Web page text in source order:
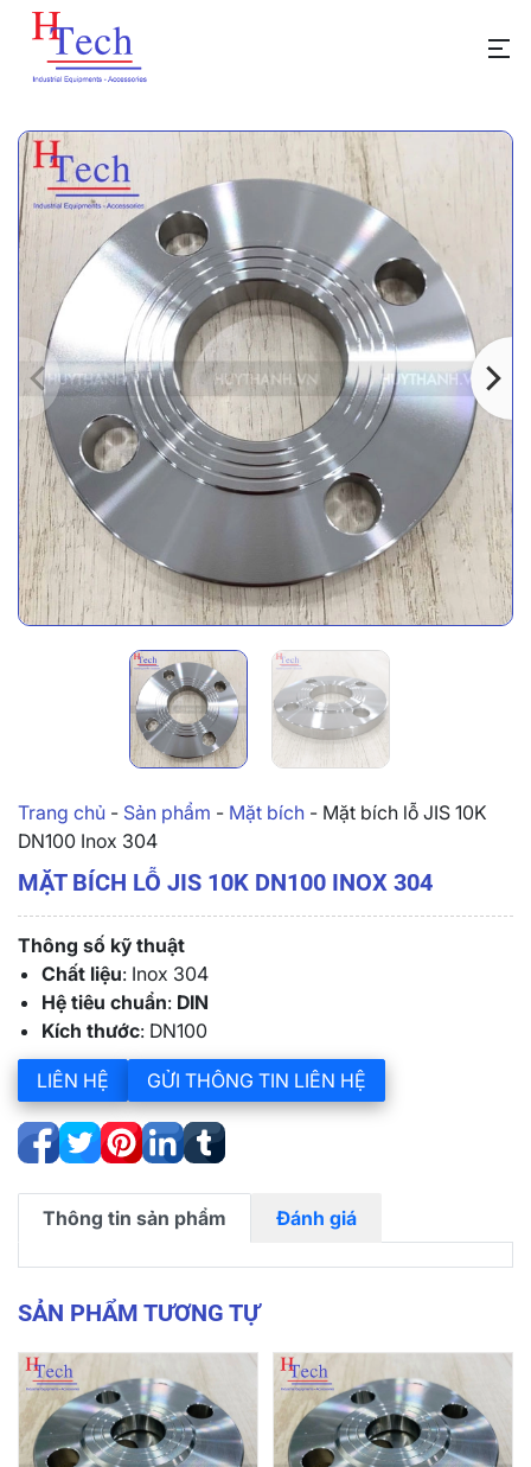
Trang chủ - Sản phẩm - Mặt bích - Mặt bích lỗ JIS 10K
DN100 Inox 304
MẶT BÍCH LỖ JIS 10K DN100 INOX 304
Thông số kỹ thuật
Chất liệu: Inox 304
Hệ tiêu chuẩn: DIN
Kích thước: DN100
LIÊN HỆ GỬI THÔNG TIN LIÊN HỆ
Thông tin sản phẩm Đánh giá
SẢN PHẨM TƯƠNG TỰ